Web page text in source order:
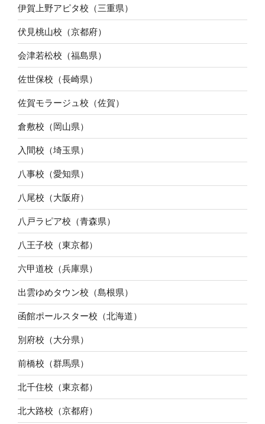
伊賀上野アピタ校（三重県）
伏見桃山校（京都府）
会津若松校（福島県）
佐世保校（長崎県）
佐賀モラージュ校（佐賀）
倉敷校（岡山県）
入間校（埼玉県）
八事校（愛知県）
八尾校（大阪府）
八戸ラピア校（青森県）
八王子校（東京都）
六甲道校（兵庫県）
出雲ゆめタウン校（島根県）
函館ポールスター校（北海道）
別府校（大分県）
前橋校（群馬県）
北千住校（東京都）
北大路校（京都府）